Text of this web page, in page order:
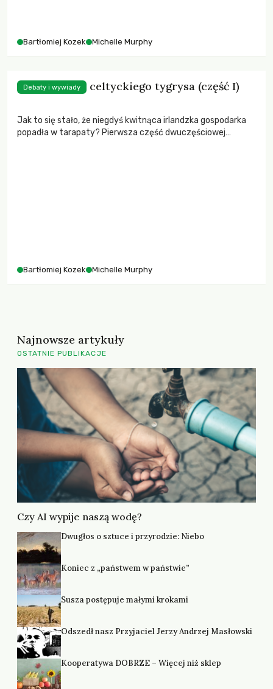
Bartłomiej Kozek Michelle Murphy
Kręte ścieżki celtyckiego tygrysa (część I)
Jak to się stało, że niegdyś kwitnąca irlandzka gospodarka
popadła w tarapaty? Pierwsza część dwuczęściowej
Bartłomiej Kozek Michelle Murphy
Debaty i wywiady
Najnowsze artykuły
OSTATNIE PUBLIKACJE
Czy AI wypije naszą wodę?
Dwugłos o sztuce i przyrodzie: Niebo
Koniec z „państwem w państwie”
Susza postępuje małymi krokami
Odszedł nasz Przyjaciel Jerzy Andrzej Masłowski
Kooperatywa DOBRZE – Więcej niż sklep